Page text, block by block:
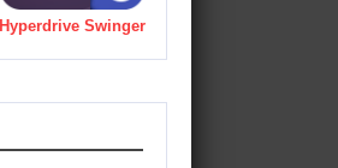
Hyperdrive Swinger